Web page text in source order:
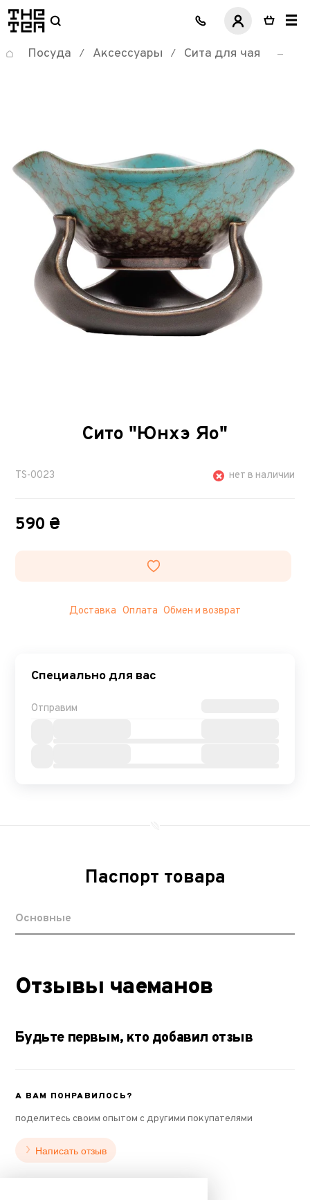
логотип
Посуда / Аксессуары / Сита для чая
Сито "Юнхэ Яо"
TS-0023 нет в наличии
590 ₴
Доставка Оплата Обмен и возврат
Специально для вас
Отправим
Паспорт товара
Основные
Отзывы чаеманов
Будьте первым, кто добавил отзыв
А ВАМ ПОНРАВИЛОСЬ?
поделитесь своим опытом с другими покупателями
Написать отзыв